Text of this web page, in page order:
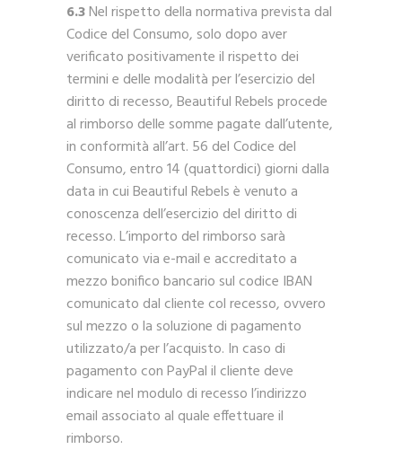
6.3Nel rispetto della normativa prevista dal
Codice del Consumo, solo dopo aver
verificato positivamente il rispetto dei
termini e delle modalità per l’esercizio del
diritto di recesso, Beautiful Rebels procede
al rimborso delle somme pagate dall’utente,
in conformità all’art. 56 del Codice del
Consumo, entro 14 (quattordici) giorni dalla
data in cui Beautiful Rebels è venuto a
conoscenza dell’esercizio del diritto di
recesso. L’importo del rimborso sarà
comunicato via e-mail e accreditato a
mezzo bonifico bancario sul codice IBAN
comunicato dal cliente col recesso, ovvero
sul mezzo o la soluzione di pagamento
utilizzato/a per l’acquisto. In caso di
pagamento con PayPal il cliente deve
indicare nel modulo di recesso l’indirizzo
email associato al quale effettuare il
rimborso.